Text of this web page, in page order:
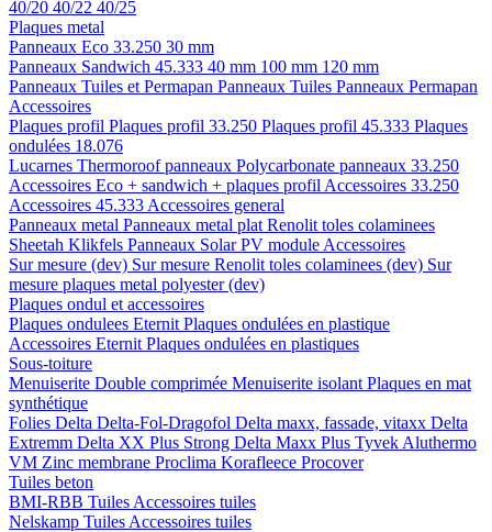
40/20 40/22 40/25
Plaques metal
Panneaux Eco 33.250 30 mm
Panneaux Sandwich 45.333 40 mm 100 mm 120 mm
Panneaux Tuiles et Permapan Panneaux Tuiles Panneaux Permapan
Accessoires
Plaques profil Plaques profil 33.250 Plaques profil 45.333 Plaques
ondulées 18.076
Lucarnes Thermoroof panneaux Polycarbonate panneaux 33.250
Accessoires Eco + sandwich + plaques profil Accessoires 33.250
Accessoires 45.333 Accessoires general
Panneaux metal Panneaux metal plat Renolit toles colaminees
Sheetah Klikfels Panneaux Solar PV module Accessoires
Sur mesure (dev) Sur mesure Renolit toles colaminees (dev) Sur
mesure plaques metal polyester (dev)
Plaques ondul et accessoires
Plaques ondulees Eternit Plaques ondulées en plastique
Accessoires Eternit Plaques ondulées en plastiques
Sous-toiture
Menuiserite Double comprimée Menuiserite isolant Plaques en mat
synthétique
Folies Delta Delta-Fol-Dragofol Delta maxx, fassade, vitaxx Delta
Extremm Delta XX Plus Strong Delta Maxx Plus Tyvek Aluthermo
VM Zinc membrane Proclima Korafleece Procover
Tuiles beton
BMI-RBB Tuiles Accessoires tuiles
Nelskamp Tuiles Accessoires tuiles